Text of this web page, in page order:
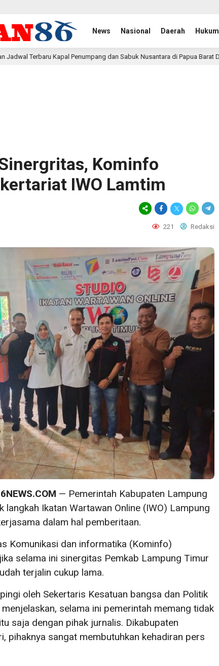
News Nasional Daerah Hukum
dan Sabuk Nusantara di Papua Barat Daya 18 menit lalu
Kominfo
IWO Lamtim
221 Redaksi
— Pemerintah Kabupaten Lampung
langkah Ikatan Wartawan Online (IWO) Lampung
dalam hal pemberitaan.
Komunikasi dan informatika (Kominfo)
selama ini sinergitas Pemkab Lampung Timur
terjalin cukup lama.
oleh Sekertaris Kesatuan bangsa dan Politik
selama ini pemerintah memang tidak
saja dengan pihak jurnalis. Dikabupaten
pihaknya sangat membutuhkan kehadiran pers